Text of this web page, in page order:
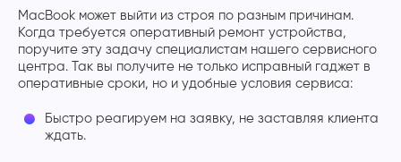
MacBook может выйти из строя по разным причинам.
Когда требуется оперативный ремонт устройства,
поручите эту задачу специалистам нашего сервисного
центра. Так вы получите не только исправный гаджет в
оперативные сроки, но и удобные условия сервиса:
Быстро реагируем на заявку, не заставляя клиента
ждать.